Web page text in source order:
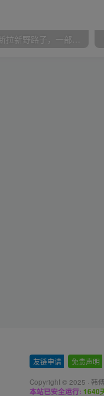
友链申请 免责声明
Copyright © 2025 · 韩
本站已安全运行: 1640